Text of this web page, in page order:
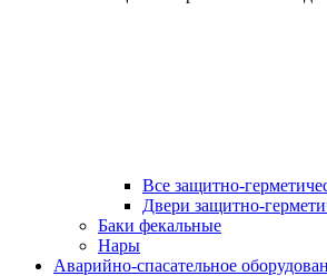
Все защитно-
Двери защитно-
Баки фекальные
Нары
Аварийно-спасательное